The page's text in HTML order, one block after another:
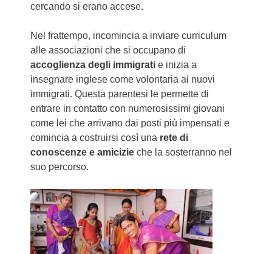
cercando si erano accese.
Nel frattempo, incomincia a inviare curriculum
alle associazioni che si occupano di
accoglienza degli immigrati e inizia a
insegnare inglese come volontaria ai nuovi
immigrati. Questa parentesi le permette di
entrare in contatto con numerosissimi giovani
come lei che arrivano dai posti più impensati e
comincia a costruirsi così una rete di
conoscenze e amicizie che la sosterranno nel
suo percorso.